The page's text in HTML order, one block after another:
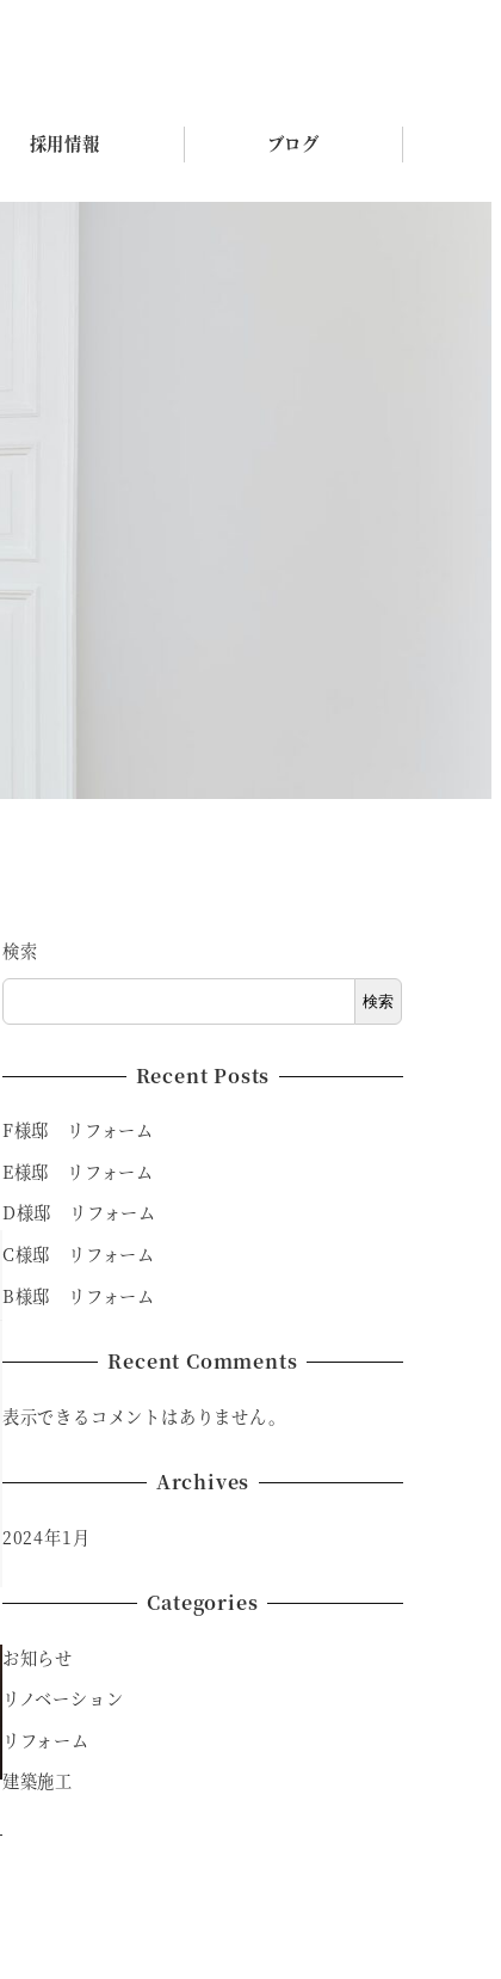
採用情報 ブログ
検索
検索
Recent Posts
F様邸 リフォーム
E様邸 リフォーム
D様邸 リフォーム
C様邸 リフォーム
B様邸 リフォーム
Recent Comments
表示できるコメントはありません。
Archives
2024年1月
Categories
お知らせ
リノベーション
リフォーム
建築施工